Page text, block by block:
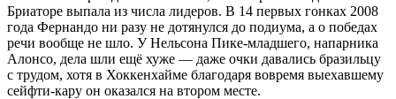
Бриаторе выпала из числа лидеров. В 14 первых гонках 2008
года Фернандо ни разу не дотянулся до подиума, а о победах
речи вообще не шло. У Нельсона Пике-младшего, напарника
Алонсо, дела шли ещё хуже — даже очки давались бразильцу
с трудом, хотя в Хоккенхайме благодаря вовремя выехавшему
сейфти-кару он оказался на втором месте.